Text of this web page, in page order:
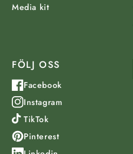
Media kit
FÖLJ OSS
Facebook
Instagram
TikTok
Pinterest